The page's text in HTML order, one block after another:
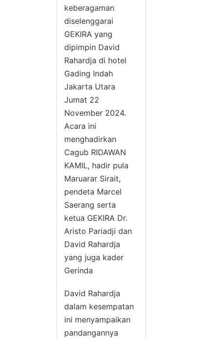
keberagaman
diselenggarai
GEKIRA yang
dipimpin David
Rahardja di hotel
Gading Indah
Jakarta Utara
Jumat 22
November 2024.
Acara ini
menghadirkan
Cagub RIDAWAN
KAMIL, hadir pula
Maruarar Sirait,
pendeta Marcel
Saerang serta
ketua GEKIRA Dr.
Aristo Pariadji dan
David Rahardja
yang juga kader
Gerinda
David Rahardja
dalam kesempatan
ini menyampaikan
pandangannya